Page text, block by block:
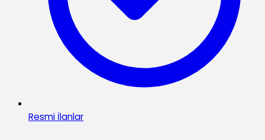
Resmi İlanlar